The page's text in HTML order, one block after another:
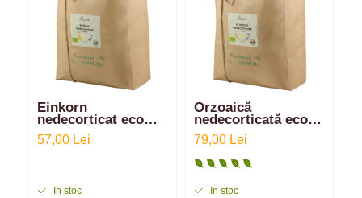
Einkorn
nedecorticat eco
pentru culturi de
iarbă - sucuri iarbă
57,00 Lei
In stoc
Orzoaică
nedecorticată eco
pentru culturi de
iarbă - suc iarbă
grâu | 5kg
79,00 Lei
In stoc